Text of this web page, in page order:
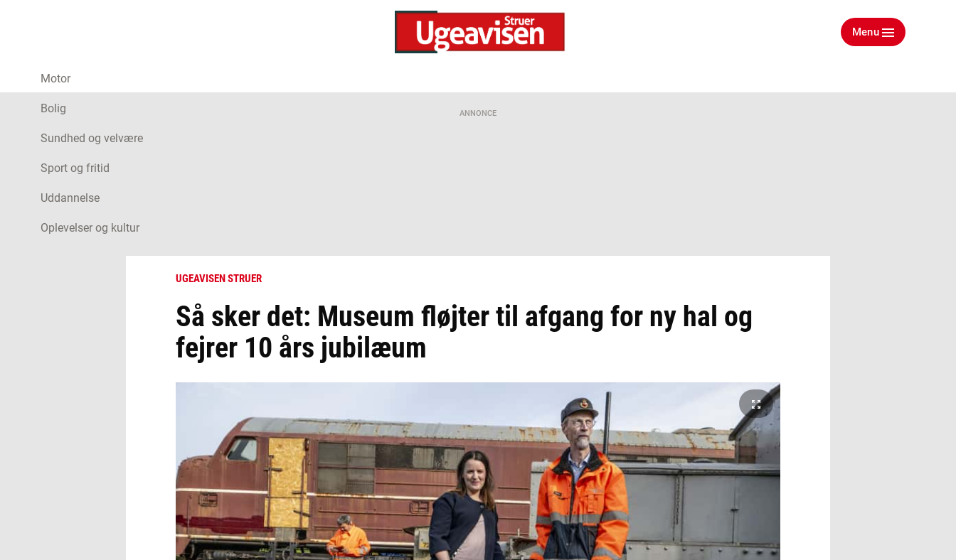
Menu
Motor
Bolig
Sundhed og velvære
Sport og fritid
Uddannelse
Oplevelser og kultur
ANNONCE
UGEAVISEN STRUER
Så sker det: Museum fløjter til afgang for ny hal og
fejrer 10 års jubilæum